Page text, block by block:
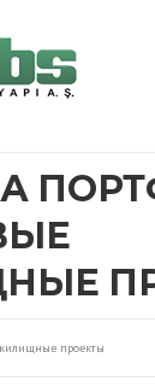
проекты